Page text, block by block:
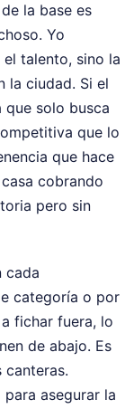
la base es
Yo
talento, sino la
la ciudad. Si el
que solo busca
que lo
que hace
cobrando
pero sin
cada
categoría o por
fichar fuera, lo
de abajo. Es
canteras.
asegurar la